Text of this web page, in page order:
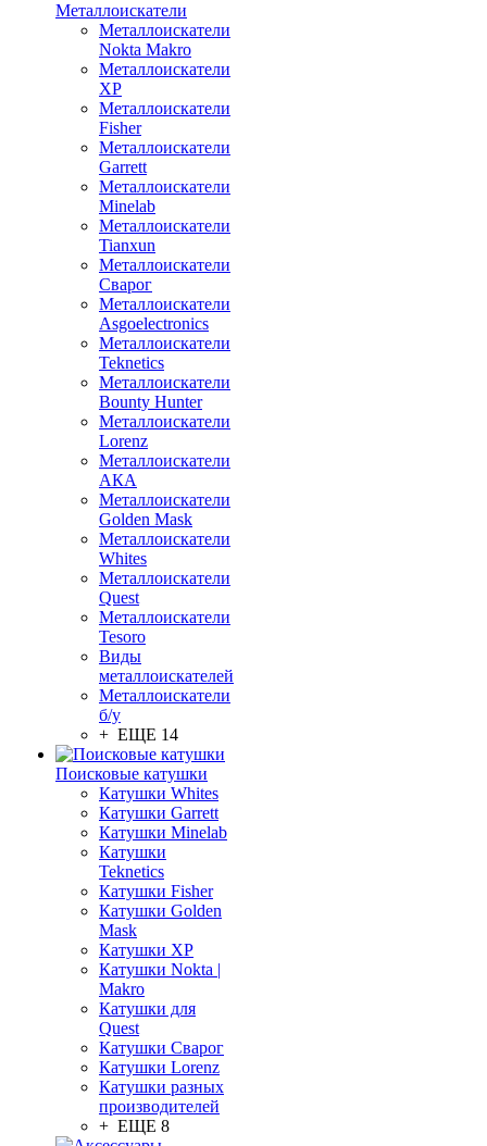
Металлоискатели
Металлоискатели
Nokta Makro
Металлоискатели
XP
Металлоискатели
Fisher
Металлоискатели
Garrett
Металлоискатели
Minelab
Металлоискатели
Tianxun
Металлоискатели
Сварог
Металлоискатели
Asgoelectronics
Металлоискатели
Teknetics
Металлоискатели
Bounty Hunter
Металлоискатели
Lorenz
Металлоискатели
АКА
Металлоискатели
Golden Mask
Металлоискатели
Whites
Металлоискатели
Quest
Металлоискатели
Tesoro
Виды
металлоискателей
Металлоискатели
б/у
+ ЕЩЕ 14
Поисковые катушки
Катушки Whites
Катушки Garrett
Катушки Minelab
Катушки
Teknetics
Катушки Fisher
Катушки Golden
Mask
Катушки XP
Катушки Nokta |
Makro
Катушки для
Quest
Катушки Сварог
Катушки Lorenz
Катушки разных
производителей
+ ЕЩЕ 8